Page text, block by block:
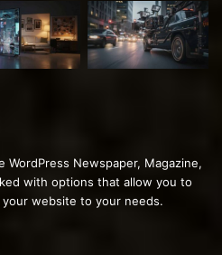
WordPress Newspaper, Magazine,
with options that allow you to
website to your needs.